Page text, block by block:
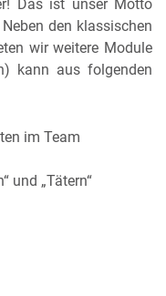
Das ist unser Motto
den klassischen
wir weitere Module
kann aus folgenden
im Team
und „Tätern“